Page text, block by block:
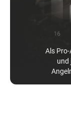
Als
und